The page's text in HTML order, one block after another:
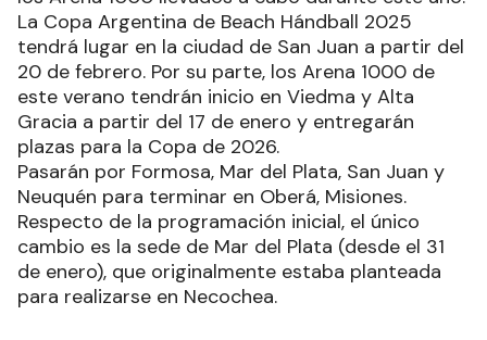
La Copa Argentina de Beach Hándball 2025
tendrá lugar en la ciudad de San Juan a partir del
20 de febrero. Por su parte, los Arena 1000 de
este verano tendrán inicio en Viedma y Alta
Gracia a partir del 17 de enero y entregarán
plazas para la Copa de 2026.
Pasarán por Formosa, Mar del Plata, San Juan y
Neuquén para terminar en Oberá, Misiones.
Respecto de la programación inicial, el único
cambio es la sede de Mar del Plata (desde el 31
de enero), que originalmente estaba planteada
para realizarse en Necochea.